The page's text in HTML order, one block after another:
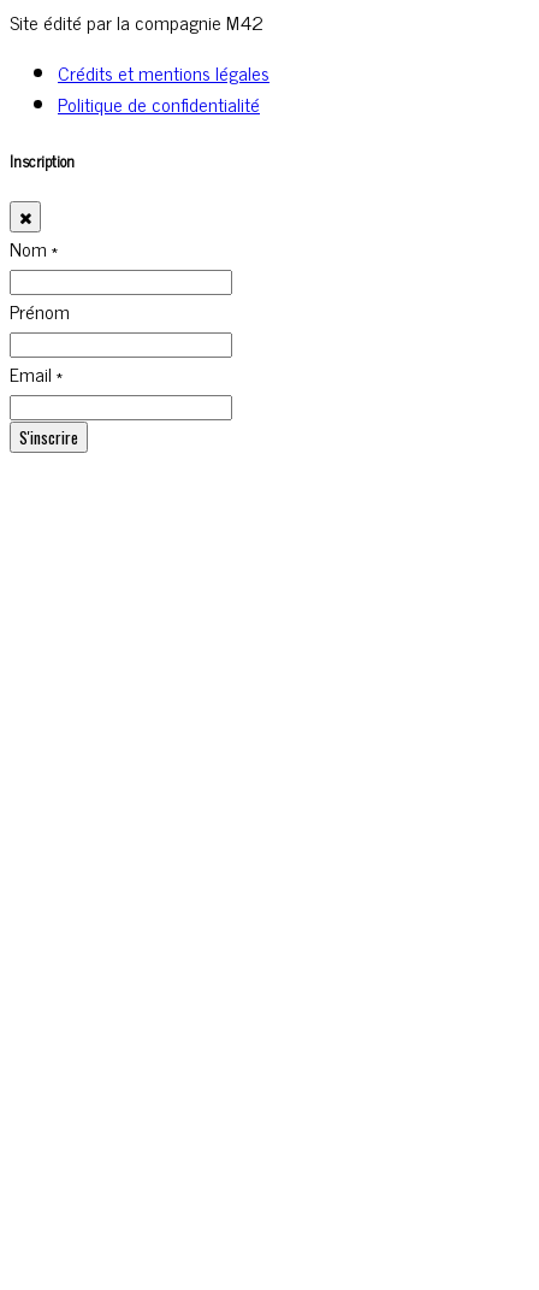
Site édité par la compagnie M42
Crédits et mentions légales
Politique de confidentialité
Inscription
Nom*
Prénom
Email*